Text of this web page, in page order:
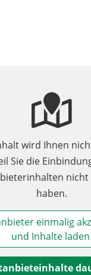
wird Ihnen
Sie die
nicht
haben.
einmalig
und Inhalte laden.